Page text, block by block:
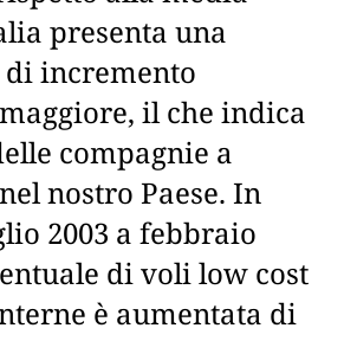
presenta una
incremento
il che indica
compagnie a
nostro Paese. In
2003 a febbraio
di voli low cost
è aumentata di